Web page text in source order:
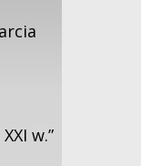
w.”